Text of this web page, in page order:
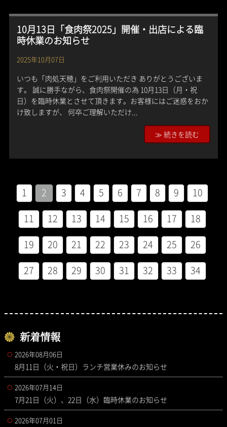
10月13日「食肉祭2025」開催・出店による臨
時休業のお知らせ
2025年10月07日
いつも「肉処天穂」をご利用いただき ありがとうございま
す。 誠に勝手ながら、食肉祭開催の為 10月13日（月・祝
日）を臨時休業とさせて頂きます。お客様にはご迷惑をおか
け致しますが、 何卒ご理解いただけ...
≫ 続きを読む
1 2 3 4 5 6 7 8 9
10
11
12 13 14 15 16 17
18
19
20 21 22 23 24 25
26
27
28 29 30 31 32 33 34
新着情報
2026年08月06日
8月11日（火・祝日）ランチ営業休みのお知らせ
2026年07月14日
7月21日（火）、22日（水）臨時休業のお知らせ
2026年07月01日